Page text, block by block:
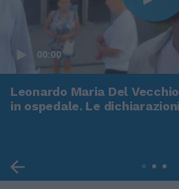
00:00
Leonardo Maria Del
in ospedale. Le